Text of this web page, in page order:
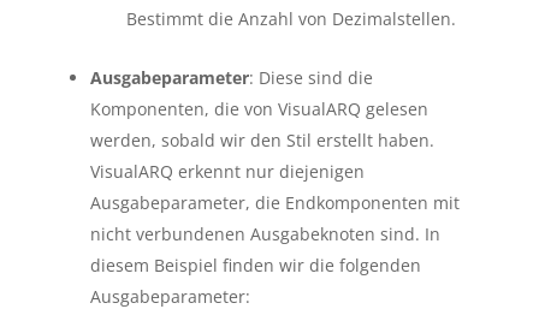
Bestimmt die Anzahl von Dezimalstellen.
Ausgabeparameter: Diese sind die
Komponenten, die von VisualARQ gelesen
werden, sobald wir den Stil erstellt haben.
VisualARQ erkennt nur diejenigen
Ausgabeparameter, die Endkomponenten mit
nicht verbundenen Ausgabeknoten sind. In
diesem Beispiel finden wir die folgenden
Ausgabeparameter: